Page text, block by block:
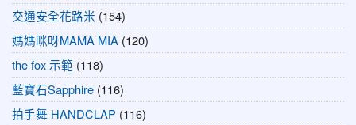
交通安全花路米 (154)
媽媽咪呀MAMA MIA (120)
the fox 示範 (118)
藍寶石Sapphire (116)
拍手舞 HANDCLAP (116)